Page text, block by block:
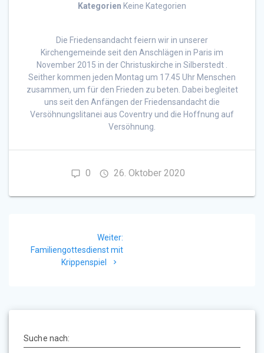
Kategorien Keine Kategorien
Die Friedensandacht feiern wir in unserer
Kirchengemeinde seit den Anschlägen in Paris im
November 2015 in der Christuskirche in Silberstedt .
Seither kommen jeden Montag um 17.45 Uhr Menschen
zusammen, um für den Frieden zu beten. Dabei begleitet
uns seit den Anfängen der Friedensandacht die
Versöhnungslitanei aus Coventry und die Hoffnung auf
Versöhnung.
0 26. Oktober 2020
Weiter:
Beitrag:
Familiengottesdienst mit
Krippenspiel
Suche nach: